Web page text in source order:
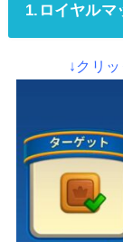
1.ロイヤルマ
↓クリ